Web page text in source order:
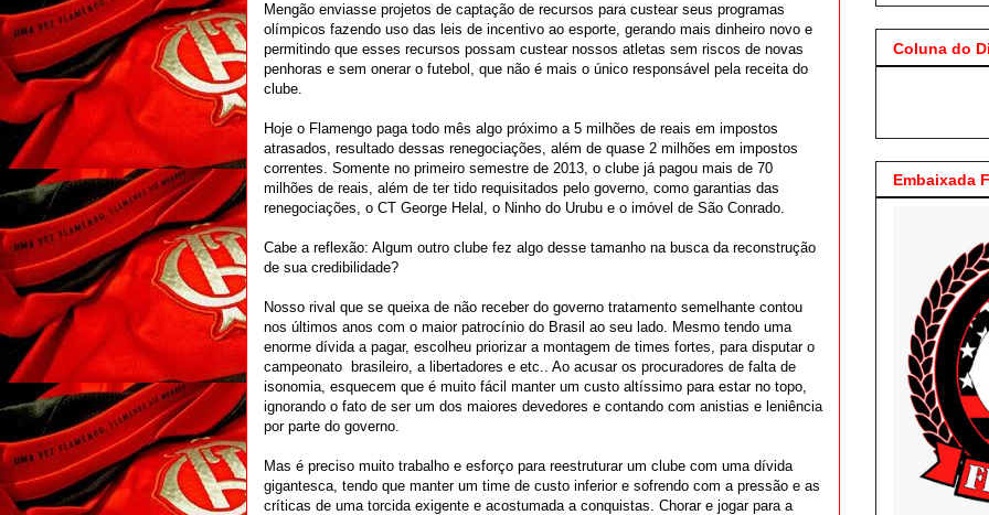
Mengão enviasse projetos de captação de recursos para custear seus programas
olímpicos fazendo uso das leis de incentivo ao esporte, gerando mais dinheiro novo e
permitindo que esses recursos possam custear nossos atletas sem riscos de novas
penhoras e sem onerar o futebol, que não é mais o único responsável pela receita do
clube.
Hoje o Flamengo paga todo mês algo próximo a 5 milhões de reais em impostos
atrasados, resultado dessas renegociações, além de quase 2 milhões em impostos
correntes. Somente no primeiro semestre de 2013, o clube já pagou mais de 70
milhões de reais, além de ter tido requisitados pelo governo, como garantias das
renegociações, o CT George Helal, o Ninho do Urubu e o imóvel de São Conrado.
Cabe a reflexão: Algum outro clube fez algo desse tamanho na busca da reconstrução
de sua credibilidade?
Nosso rival que se queixa de não receber do governo tratamento semelhante contou
nos últimos anos com o maior patrocínio do Brasil ao seu lado. Mesmo tendo uma
enorme dívida a pagar, escolheu priorizar a montagem de times fortes, para disputar o
campeonato brasileiro, a libertadores e etc.. Ao acusar os procuradores de falta de
isonomia, esquecem que é muito fácil manter um custo altíssimo para estar no topo,
ignorando o fato de ser um dos maiores devedores e contando com anistias e leniência
por parte do governo.
Mas é preciso muito trabalho e esforço para reestruturar um clube com uma dívida
gigantesca, tendo que manter um time de custo inferior e sofrendo com a pressão e as
críticas de uma torcida exigente e acostumada a conquistas. Chorar e jogar para a
Coluna do
Embaixada